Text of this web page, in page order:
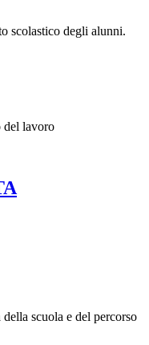
scolastico degli alunni.
del lavoro
scuola e del percorso